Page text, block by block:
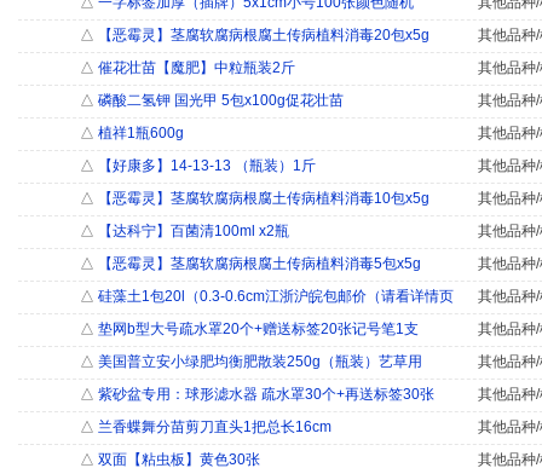
△ 【恶霉灵】茎腐软腐病根腐土传病植料消毒20包x5g
其他品种
△ 催花壮苗【魔肥】中粒瓶装2斤
其他品种
△ 磷酸二氢钾 国光甲 5包x100g促花壮苗
其他品种
△ 植祥1瓶600g
其他品种
△ 【好康多】14-13-13 （瓶装）1斤
其他品种
△ 【恶霉灵】茎腐软腐病根腐土传病植料消毒10包x5g
其他品种
△ 【达科宁】百菌清100ml x2瓶
其他品种
△ 【恶霉灵】茎腐软腐病根腐土传病植料消毒5包x5g
其他品种
△ 硅藻土1包20l（0.3-0.6cm江浙沪皖包邮价（请看详情页
其他品种
△ 垫网b型大号疏水罩20个+赠送标签20张记号笔1支
其他品种
△ 美国普立安小绿肥均衡肥散装250g（瓶装）艺草用
其他品种
△ 紫砂盆专用：球形滤水器 疏水罩30个+再送标签30张
其他品种
△ 兰香蝶舞分苗剪刀直头1把总长16cm
其他品种
△ 双面【粘虫板】黄色30张
其他品种